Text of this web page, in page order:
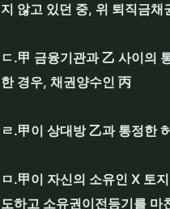
지 않고 있던 중, 위 퇴직금
ㄷ.甲 금융기관과 乙 사이의
한 경우, 채권양수인 丙
ㄹ.甲이 상대방 乙과 통정한
ㅁ.甲이 자신의 소유인 X 토
도하고 소유권이전등기를 마